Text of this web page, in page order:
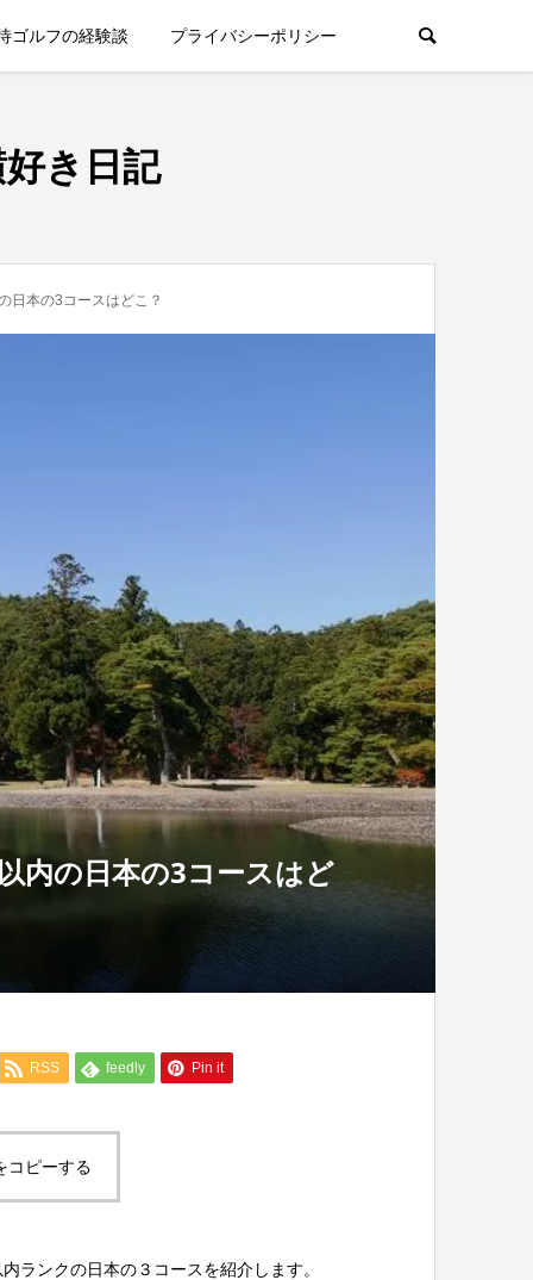
ゴルフの経験談 プライバシーポリシー
き日記
日本の3コースはどこ？
内の日本の3コースはど
RSS feedly Pin it
コピーする
ランクの日本の３コースを紹介します。